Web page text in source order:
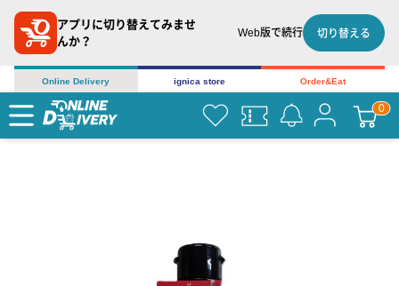
アプリに切り替えてみませ
んか？
Web版で続行 切り替える
Online Delivery ignica store Order&Eat